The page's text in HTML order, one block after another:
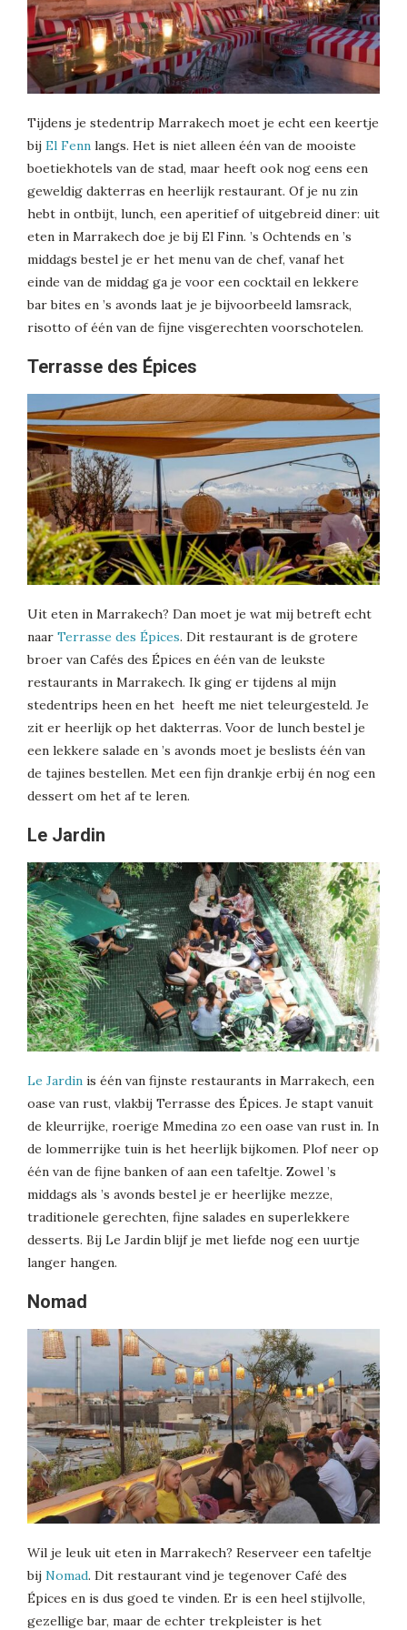
Tijdens je stedentrip Marrakech moet je echt een keertje
bij El Fenn langs. Het is niet alleen één van de mooiste
boetiekhotels van de stad, maar heeft ook nog eens een
geweldig dakterras en heerlijk restaurant. Of je nu zin
hebt in ontbijt, lunch, een aperitief of uitgebreid diner: uit
eten in Marrakech doe je bij El Finn. ’s Ochtends en ’s
middags bestel je er het menu van de chef, vanaf het
einde van de middag ga je voor een cocktail en lekkere
bar bites en ’s avonds laat je je bijvoorbeeld lamsrack,
risotto of één van de fijne visgerechten voorschotelen.
Terrasse des Épices
Uit eten in Marrakech? Dan moet je wat mij betreft echt
naar Terrasse des Épices. Dit restaurant is de grotere
broer van Cafés des Épices en één van de leukste
restaurants in Marrakech. Ik ging er tijdens al mijn
stedentrips heen en het heeft me niet teleurgesteld. Je
zit er heerlijk op het dakterras. Voor de lunch bestel je
een lekkere salade en ’s avonds moet je beslists één van
de tajines bestellen. Met een fijn drankje erbij én nog een
dessert om het af te leren.
Le Jardin
Le Jardin is één van fijnste restaurants in Marrakech, een
oase van rust, vlakbij Terrasse des Épices. Je stapt vanuit
de kleurrijke, roerige Mmedina zo een oase van rust in. In
de lommerrijke tuin is het heerlijk bijkomen. Plof neer op
één van de fijne banken of aan een tafeltje. Zowel ’s
middags als ’s avonds bestel je er heerlijke mezze,
traditionele gerechten, fijne salades en superlekkere
desserts. Bij Le Jardin blijf je met liefde nog een uurtje
langer hangen.
Nomad
Wil je leuk uit eten in Marrakech? Reserveer een tafeltje
bij Nomad. Dit restaurant vind je tegenover Café des
Épices en is dus goed te vinden. Er is een heel stijlvolle,
gezellige bar, maar de echter trekpleister is het